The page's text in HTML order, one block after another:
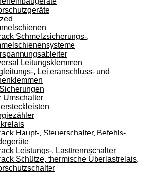
Schmelzsicherungs-,
Leitungsklemmen
, Leiteranschluss- und
Umschalter
Haupt-, Steuerschalter, Befehls-,
Leistungs-, Lasttrennschalter
Schütze, thermische Überlastrelais,